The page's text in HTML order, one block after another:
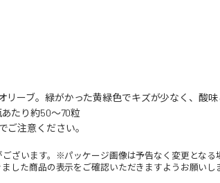
リーブ。緑がかった黄緑色でキズが少なく、酸
たり約50～70粒
注意ください。
ざいます。※パッケージ画像は予告なく変更とな
した商品の表示をご確認いただきますようお願いし